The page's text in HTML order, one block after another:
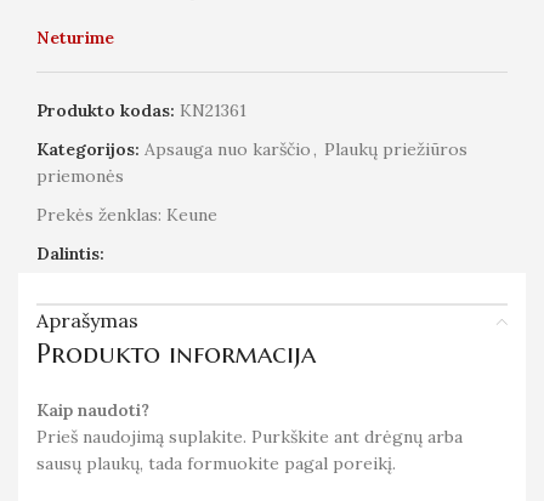
Neturime
Produkto kodas: KN21361
Kategorijos: Apsauga nuo karščio , Plaukų priežiūros
priemonės
Prekės ženklas: Keune
Dalintis:
Aprašymas
Produkto informacija
Kaip naudoti?
Prieš naudojimą suplakite. Purkškite ant drėgnų arba
sausų plaukų, tada formuokite pagal poreikį.